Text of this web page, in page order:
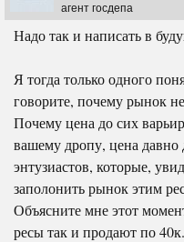
агент госдепа
Надо так и написать в
Я тогда только одного
говорите, почему рынок
Почему цена до сих
вашему дропу, цена давно
энтузиастов, которые,
заполонить рынок этим
Объясните мне этот
ресы так и продают по 40к.